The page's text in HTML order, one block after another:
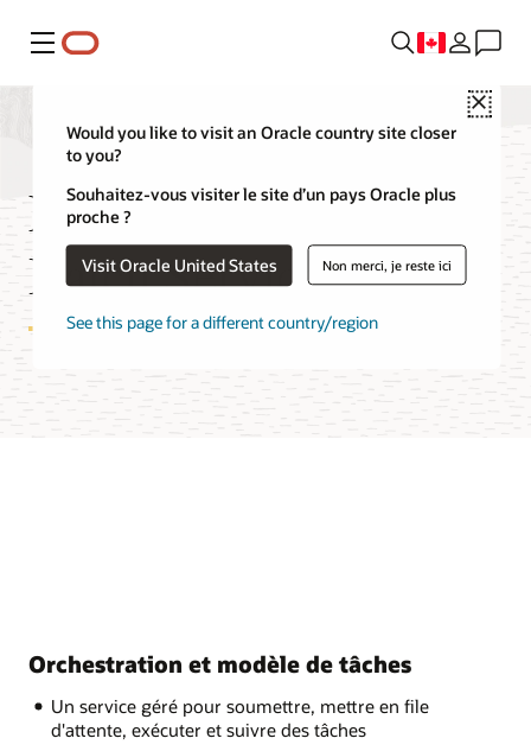
Menu
Close
Would you like to visit an Oracle country site closer
to you?
Souhaitez-vous visiter le site d’un pays Oracle plus
proche ?
Visit Oracle United States Non merci, je reste ici
See this page for a different country/region
Fonctionnalités d'OCI
Batch Service
Orchestration et modèle de tâches
Un service géré pour soumettre, mettre en file
d'attente, exécuter et suivre des tâches